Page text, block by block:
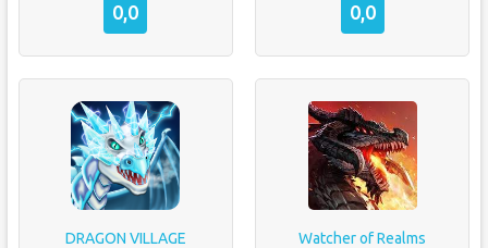
0,0 0,0
DRAGON VILLAGE Watcher of Realms